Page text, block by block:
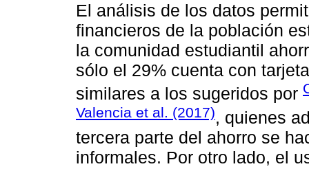
El análisis de los datos
financieros de la población
la comunidad estudiantil
sólo el 29% cuenta con
similares a los sugeridos por
Valencia et al. (2017), quienes
tercera parte del ahorro se
informales. Por otro lado, el